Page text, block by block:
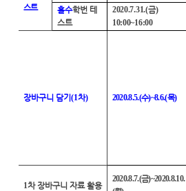
스트
홀수학번 테
스트
2020.7.31.(금)
10:00~16:00
장바구니 담기 (1차) 2020.8.5.(수)~8.6.(목)
1차 장바구니 자료 활용
2020.8.7.(금)~2020.8.10.